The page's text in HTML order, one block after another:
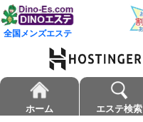
全国メンズエステ
ホーム エステ検索